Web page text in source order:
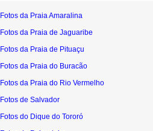
Fotos da Praia Amaralina
Fotos da Praia de Jaguaribe
Fotos da Praia de Pituaçu
Fotos da Praia do Buracão
Fotos da Praia do Rio Vermelho
Fotos de Salvador
Fotos do Dique do Tororó